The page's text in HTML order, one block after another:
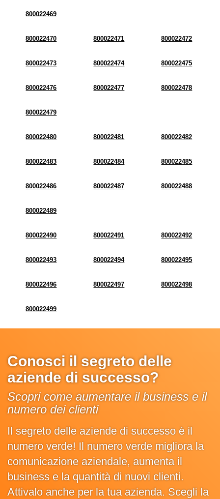
800022469
800022470 800022471 800022472
800022473 800022474 800022475
800022476 800022477 800022478
800022479
800022480 800022481 800022482
800022483 800022484 800022485
800022486 800022487 800022488
800022489
800022490 800022491 800022492
800022493 800022494 800022495
800022496 800022497 800022498
800022499
Conosci il segreto delle
aziende di successo?
Scopri come aumentare il business e il
numero dei clienti
Il segreto delle aziende di successo è il
numero verde! Il numero verde migliora la
comunicazione aziendale, aumenta il
business e la quantità di nuovi clienti.
Attivalo anche per la tua azienda. Scegli la